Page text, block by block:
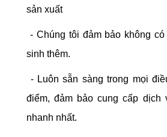
sản xuất
- Chúng tôi đảm bảo không
sinh thêm.
- Luôn sẵn sàng trong mọi
điểm, đảm bảo cung cấp dịch
nhanh nhất.